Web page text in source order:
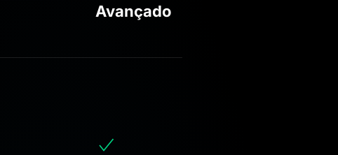
Avançado